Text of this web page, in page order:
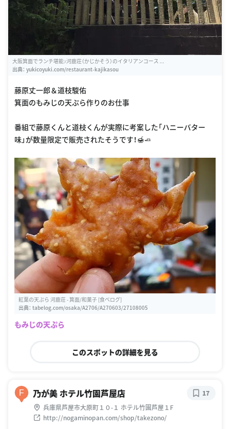
大阪箕面でランチ堪能♪河鹿荘（かじかそう）のイタリアンコース ...
出典： yukicoyuki.com/restaurant-kajikasou
藤原丈一郎＆道枝駿佑
箕面のもみじの天ぷら作りのお仕事
番組で藤原くんと道枝くんが実際に考案した「ハニーバター
味」が数量限定で販売されたそうです！🍯🧈
紅葉の天ぷら 河鹿荘 - 箕面/和菓子 [食べログ]
出典： tabelog.com/osaka/A2706/A270603/27108005
もみじの天ぷら
このスポットの詳細を見る
F 乃が美 ホテル竹園芦屋店
兵庫県芦屋市大原町１０-１ ホテル竹園芦屋１F
http://nogaminopan.com/shop/takezono/
17